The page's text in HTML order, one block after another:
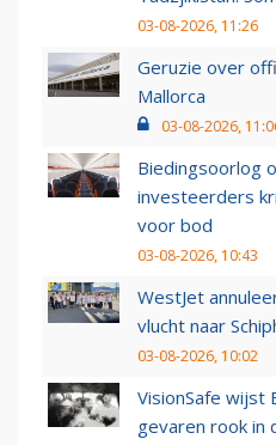
03-08-2026, 11:26
Geruzie over
Mallorca
03-08-2026,
Biedingsoorlog
investeerders
voor bod
03-08-2026, 10:43
WestJet
vlucht naar
03-08-2026, 10:02
VisionSafe wijst
gevaren rook in